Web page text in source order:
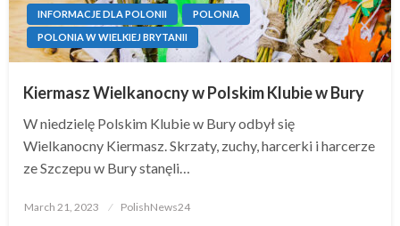
INFORMACJE DLA POLONII
POLONIA
POLONIA W WIELKIEJ BRYTANII
Kiermasz Wielkanocny w Polskim Klubie w Bury
W niedzielę Polskim Klubie w Bury odbył się
Wielkanocny Kiermasz. Skrzaty, zuchy, harcerki i harcerze
ze Szczepu w Bury stanęli…
Posted
March 21, 2023 PolishNews24